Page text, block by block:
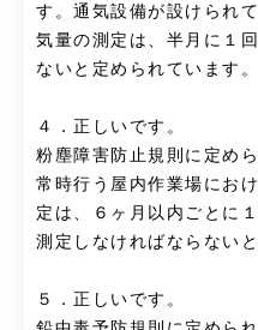
す。通気設備が設けられ
気量の測定は、半月に１
ないと定められています。
４．正しいです。
粉塵障害防止規則に定め
常時行う屋内作業場にお
定は、６ヶ月以内ごとに
測定しなければならない
５．正しいです。